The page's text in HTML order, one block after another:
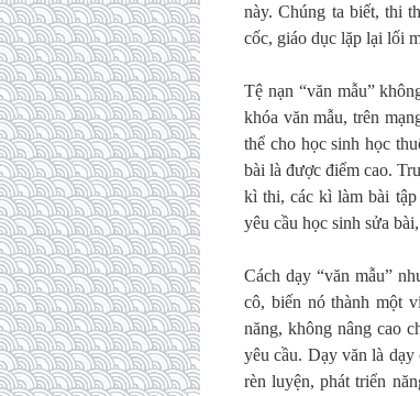
này. Chúng ta biết, thi
cốc, giáo dục lặp lại lối
Tệ nạn “văn mẫu”
khóa văn mẫu, trên
thể cho học sinh học
bài là được điểm cao.
kì thi, các kì làm bài tập
yêu cầu học sinh sửa
Cách dạy “văn mẫu”
cô, biến nó thành một
năng, không nâng cao
yêu cầu. Dạy văn là
rèn luyện, phát triển